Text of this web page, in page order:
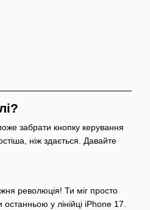
забрати кнопку керування
ніж здається. Давайте
революція! Ти міг просто
у лінійці iPhone 17.